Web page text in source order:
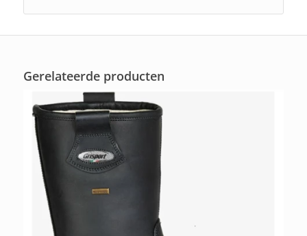
Gerelateerde producten